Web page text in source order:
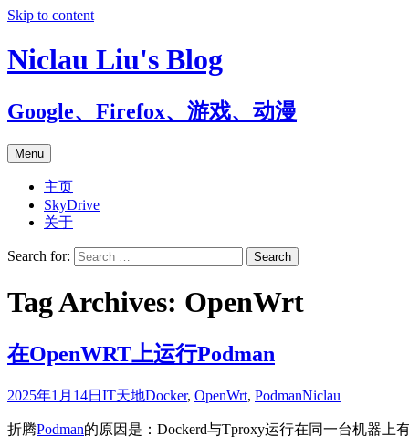
Skip to content
Niclau Liu's Blog
Google、Firefox、游戏、动漫
Menu
主页
SkyDrive
关于
Search for:
Tag Archives: OpenWrt
在OpenWRT上运行Podman
2025年1月14日 IT天地Docker, OpenWrt, PodmanNiclau
折腾Podman的原因是：Dockerd与Tproxy运行在同一台机器上